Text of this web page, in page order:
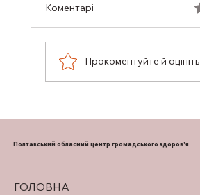
Коментарі
Прокоментуйте й оцініть
ГОЛОВНА
Полтавський обласний центр громадського здоров'я